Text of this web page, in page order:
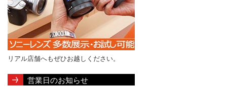
リアル店舗へもぜひお越しください。
営業日のお知らせ